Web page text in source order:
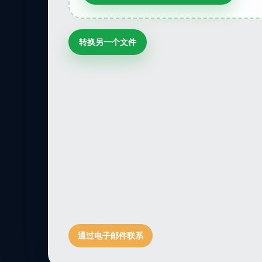
转换另一个文件
通过电子邮件联系